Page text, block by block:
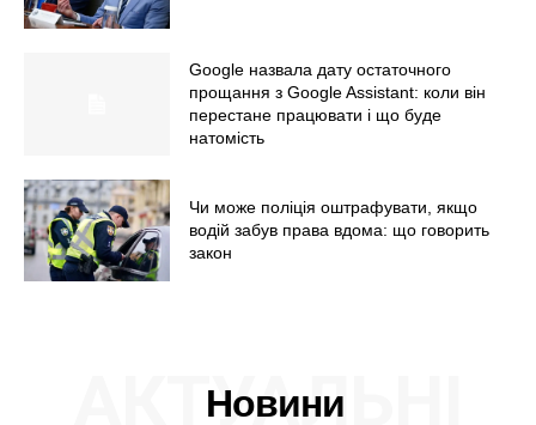
Google назвала дату остаточного
прощання з Google Assistant: коли він
перестане працювати і що буде
натомість
Чи може поліція оштрафувати, якщо
водій забув права вдома: що говорить
закон
Новини
АКТУАЛЬНІ